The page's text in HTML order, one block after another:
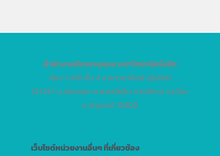
สำนักงานพัฒนาบุคคล มหาวิทยาลัยรังสิต
ห้อง 1-401 ชั้น 4 อาคารอาทิตย์ อุไรรัตน์
52/347 ม.เมืองเอก ถ.พหลโยธิน ต.หลักหก อ.เมือง
จ.ปทุมธานี 12000
เว็บไซต์หน่วยงานอื่นๆ ที่เกี่ยวข้อง